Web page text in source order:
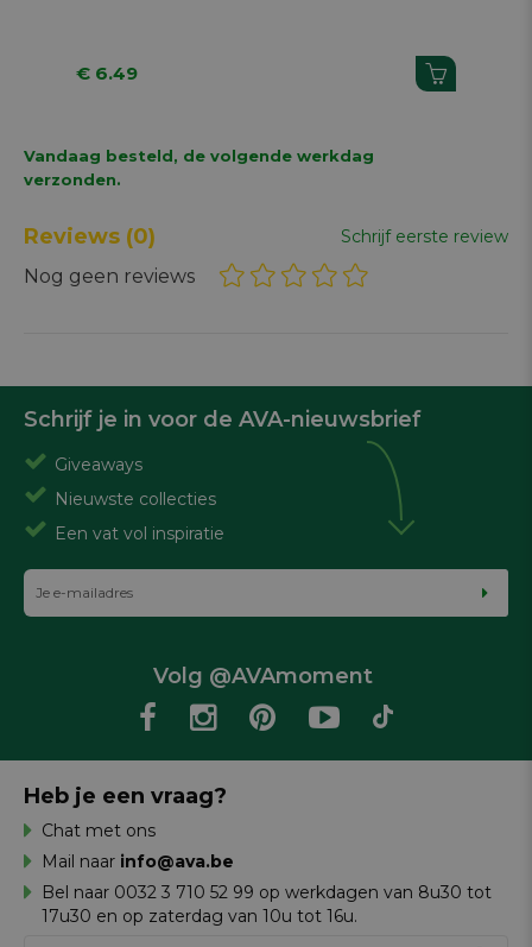
€ 6.49
Vandaag besteld, de volgende werkdag
verzonden.
Reviews (0) Schrijf eerste review
Nog geen reviews
Schrijf je in voor de AVA-nieuwsbrief
Giveaways
Nieuwste collecties
Een vat vol inspiratie
Volg @AVAmoment
Heb je een vraag?
Chat met ons
Mail naar info@ava.be
Bel naar 0032 3 710 52 99 op werkdagen van 8u30 tot
17u30 en op zaterdag van 10u tot 16u.